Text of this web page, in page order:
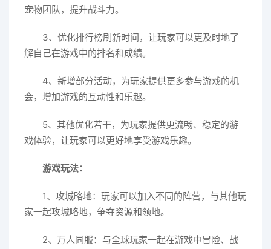
宠物团队，提升战斗力。
3、优化排行榜刷新时间，让玩家可以更及时地了
解自己在游戏中的排名和成绩。
4、新增部分活动，为玩家提供更多参与游戏的机
会，增加游戏的互动性和乐趣。
5、其他优化若干，为玩家提供更流畅、稳定的游
戏体验，让玩家可以更好地享受游戏乐趣。
游戏玩法：
1、攻城略地：玩家可以加入不同的阵营，与其他玩
家一起攻城略地，争夺资源和领地。
2、万人同服：与全球玩家一起在游戏中冒险、战